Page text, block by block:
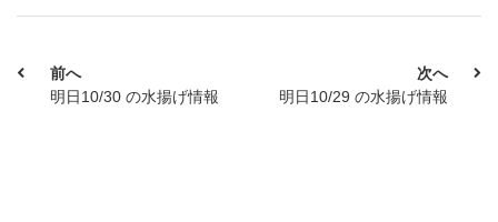
前へ
明日10/30 の水揚げ情報
次へ
明日10/29 の水揚げ情報